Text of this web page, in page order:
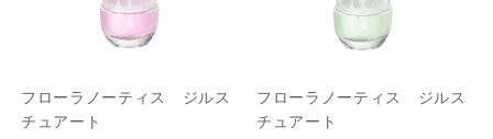
フローラノーティス ジルス
チュアート
フローラノーティス ジルス
チュアート